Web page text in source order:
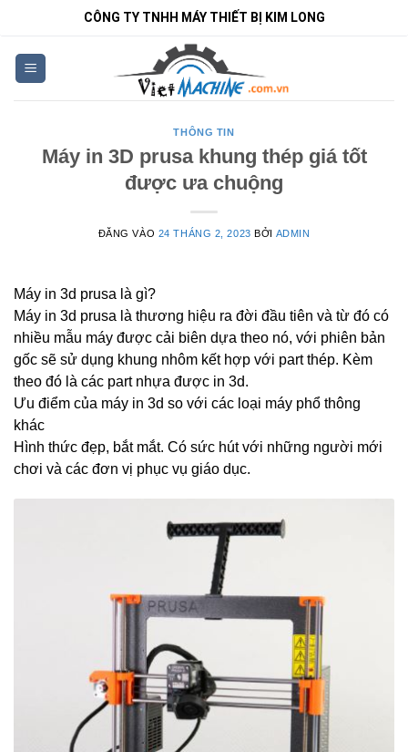
nội
dung
CÔNG TY TNHH MÁY THIẾT BỊ KIM LONG
THÔNG TIN
Máy in 3D prusa khung thép giá tốt
được ưa chuộng
ĐĂNG VÀO 24 THÁNG 2, 2023 BỞI ADMIN
Máy in 3d prusa là gì?
Máy in 3d prusa là thương hiệu ra đời đầu tiên và từ đó có
nhiều mẫu máy được cải biên dựa theo nó, với phiên bản
gốc sẽ sử dụng khung nhôm kết hợp với part thép. Kèm
theo đó là các part nhựa được in 3d.
Ưu điểm của máy in 3d so với các loại máy phổ thông
khác
Hình thức đẹp, bắt mắt. Có sức hút với những người mới
chơi và các đơn vị phục vụ giáo dục.